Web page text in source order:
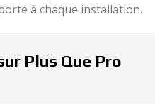
à chaque installation.
Plus Que Pro